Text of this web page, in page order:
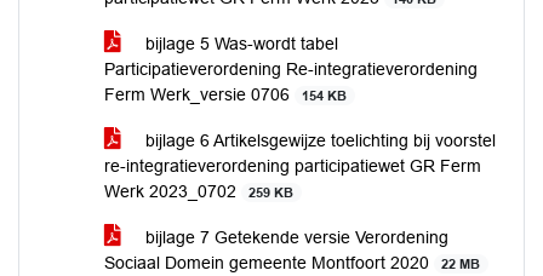
bijlage 5 Was-wordt tabel
Participatieverordening Re-integratieverordening
Ferm Werk_versie 0706
154 KB
bijlage 6 Artikelsgewijze toelichting bij voorstel
re-integratieverordening participatiewet GR Ferm
Werk 2023_0702
259 KB
bijlage 7 Getekende versie Verordening
Sociaal Domein gemeente Montfoort 2020
22 MB